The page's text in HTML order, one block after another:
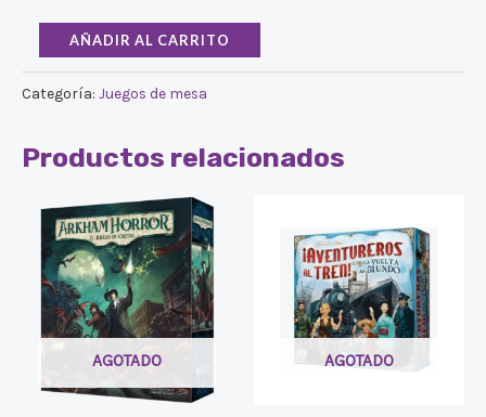
AÑADIR AL CARRITO
Categoría: Juegos de mesa
Productos relacionados
AGOTADO AGOTADO